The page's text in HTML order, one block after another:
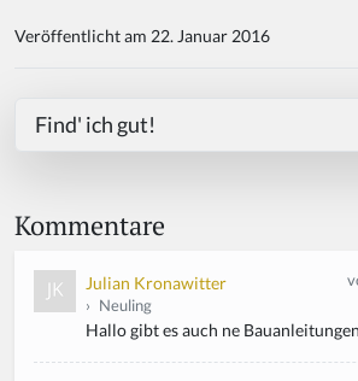
Veröffentlicht am 22. Januar 2016
Find' ich gut!
Kommentare
Julian Kronawitter
› Neuling
Hallo gibt es auch ne